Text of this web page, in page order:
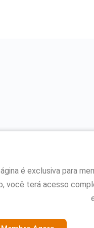
é exclusiva para
você terá acesso